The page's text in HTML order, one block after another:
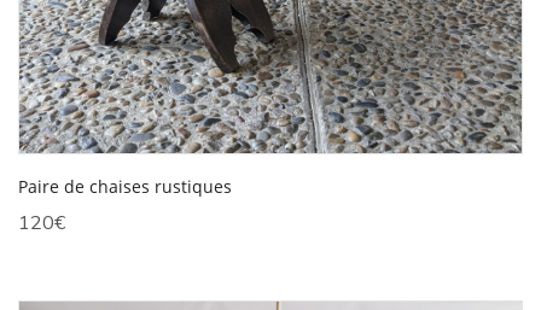
Paire de chaises rustiques
120€